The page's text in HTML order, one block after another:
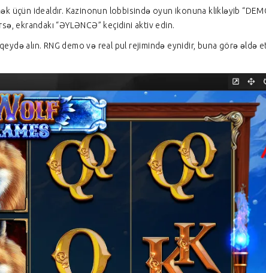
üçün idealdır. Kazinonun lobbisində oyun ikonuna klikləyib
ekrandakı “ƏYLƏNCƏ” keçidini aktiv edin.
alın. RNG demo və real pul rejimində eynidir, buna görə əldə